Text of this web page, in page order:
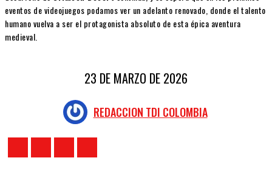
eventos de videojuegos podamos ver un adelanto renovado, donde el talento
humano vuelva a ser el protagonista absoluto de esta épica aventura
medieval.
23 DE MARZO DE 2026
REDACCION TDI COLOMBIA